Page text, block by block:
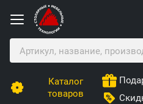
Каталог
товаров